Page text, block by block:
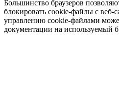
Большинство браузеров
блокировать cookie-файлы c
управлению cookie-файлами
документации на используемый